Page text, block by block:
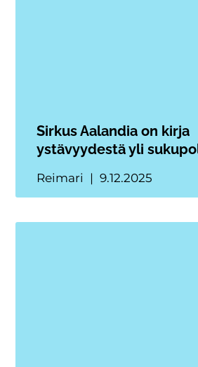
Sirkus Aalandia on kirja
ystävyydestä yli
Reimari 9.12.2025